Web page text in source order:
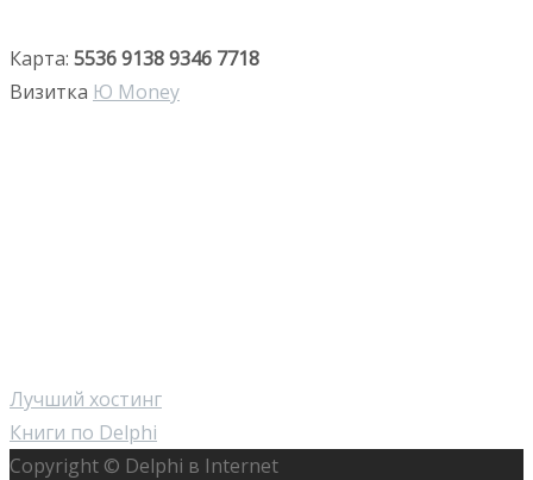
Карта: 5536 9138 9346 7718
Визитка Ю Money
Лучший хостинг
Книги по Delphi
Copyright © Delphi в Internet